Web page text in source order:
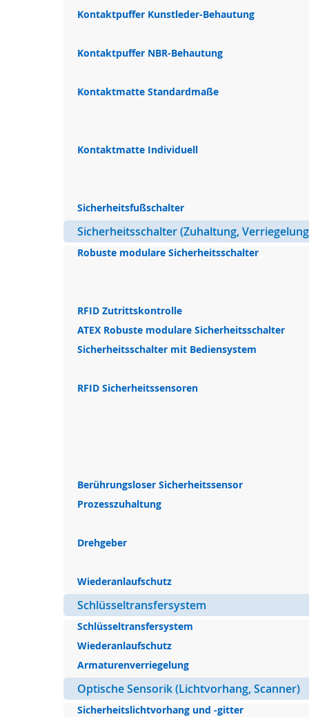
Kontaktpuffer Kunstleder-Behautung
Kontaktpuffer NBR-Behautung
Kontaktmatte Standardmaße
Kontaktmatte Individuell
Sicherheitsfußschalter
Sicherheitsschalter (Zuhaltung,
Robuste modulare Sicherheitsschalter
RFID Zutrittskontrolle
ATEX Robuste modulare Sicherheitsschalter
Sicherheitsschalter mit Bediensystem
RFID Sicherheitssensoren
Berührungsloser Sicherheitssensor
Prozesszuhaltung
Drehgeber
Wiederanlaufschutz
Schlüsseltransfersystem
Schlüsseltransfersystem
Wiederanlaufschutz
Armaturenverriegelung
Optische Sensorik (Lichtvorhang, Scanner)
Sicherheitslichtvorhang und -gitter